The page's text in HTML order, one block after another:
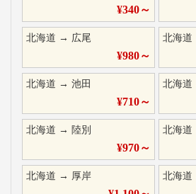
¥340～
北海道 → 広尾
¥980～
北海道
北海道 → 池田
¥710～
北海道
北海道 → 陸別
¥970～
北海道
北海道 → 厚岸 北海道